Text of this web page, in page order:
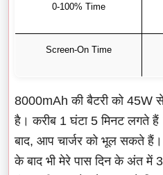
0-100% Time
Screen-On Time
8000mAh की बैटरी को 45W से
है। करीब 1 घंटा 5 मिनट लगते
बाद, आप चार्जर को भूल सकते हैं।
के बाद भी मेरे पास दिन के अंत में